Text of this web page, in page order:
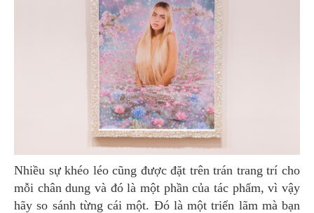
Nhiều sự khéo léo cũng được đặt trên trán trang trí cho
mỗi chân dung và đó là một phần của tác phẩm, vì vậy
hãy so sánh từng cái một. Đó là một triển lãm mà bạn